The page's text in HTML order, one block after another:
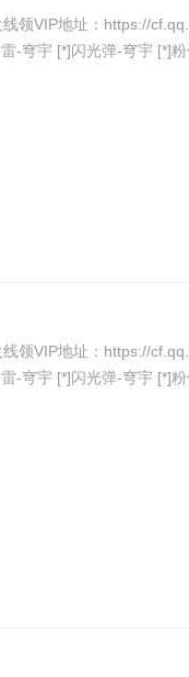
领VIP地址：https://
-穹宇 [*]闪光弹-穹宇 [*]粉
领VIP地址：https://
-穹宇 [*]闪光弹-穹宇 [*]